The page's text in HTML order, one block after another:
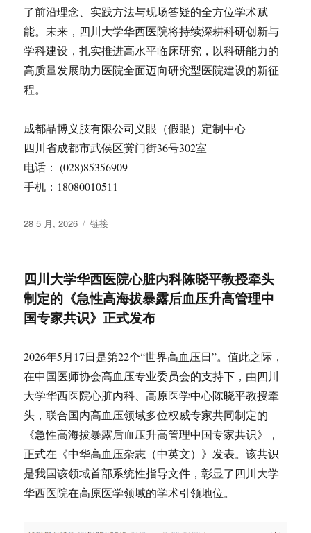
了前沿理念、实践方法与现场答疑的全方位学术赋
能。未来，四川大学华西医院将持续深耕科研创新与
学科建设，扎实推进高水平临床研究，以科研能力的
高质量发展助力医院全面迈向研究型医院建设的新征
程。
成都晶博义肢有限公司义眼（假眼）定制中心
四川省成都市武侯区黉门街36号302室
电话： (028)85356909
手机：18080010511
发
28 5 月, 2026
格
链接
四川大学华西医院心脏内科陈晓平教授牵头
制定的《急性高海拔暴露后血压升高管理中
国专家共识》正式发布
2026年5月17日是第22个“世界高血压日”。值此之际，
在中国医师协会高血压专业委员会的支持下，由四川
大学华西医院心脏内科、高原医学中心陈晓平教授牵
头，联合国内高血压领域多位权威专家共同制定的
《急性高海拔暴露后血压升高管理中国专家共识》，
正式在《中华高血压杂志（中英文）》发表。该共识
是我国该领域首部系统性指导文件，彰显了四川大学
华西医院在高原医学领域的学术引领地位。